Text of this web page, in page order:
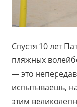
Спустя 10 лет
пляжных
— это
испытываешь,
этим